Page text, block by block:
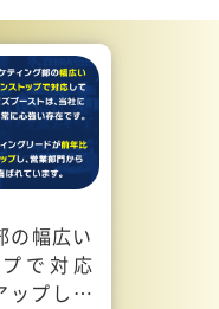
の幅広い
で対応
ップし営